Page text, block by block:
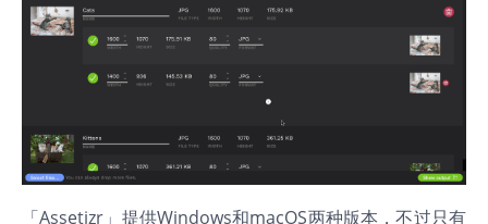
「Assetizr」提供Windows和macOS两种版本，不过只有